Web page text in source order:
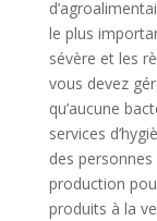
le plus
sévère et les
vous devez
qu’aucune
services
des
production
produits à la